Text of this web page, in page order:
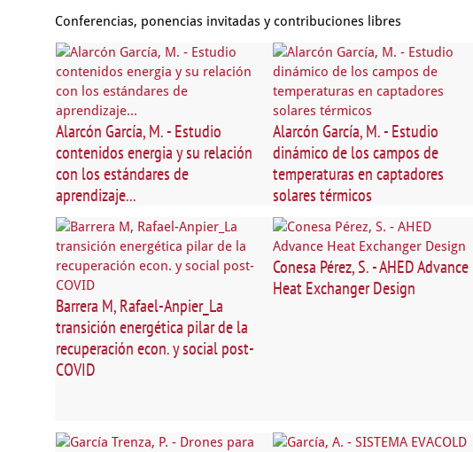
Conferencias, ponencias invitadas y contribuciones libres
Alarcón García, M. - Estudio
contenidos energia y su relación
con los estándares de
aprendizaje...
Alarcón García, M. - Estudio
dinámico de los campos de
temperaturas en captadores
solares térmicos
Barrera M, Rafael-Anpier_La
transición energética pilar de la
recuperación econ. y social post-
COVID
Conesa Pérez, S. - AHED Advance
Heat Exchanger Design